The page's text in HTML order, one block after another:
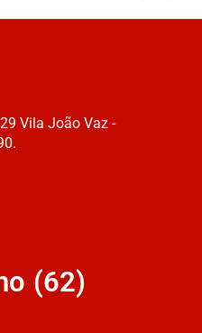
Vila João Vaz -
(62)